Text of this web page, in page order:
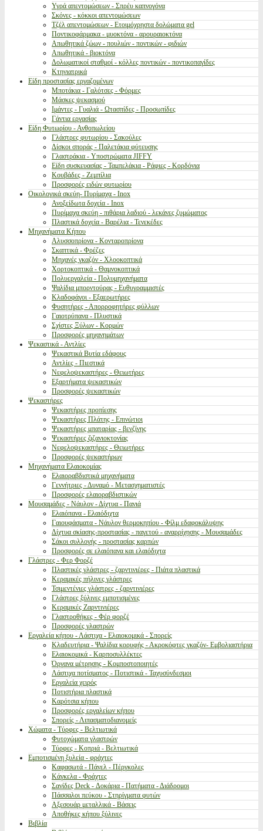
Υγρά απεντομώσεων - Σπρέυ καπνογόνα
Σκόνες - κόκκοι απεντομώσεων
Τζέλ απεντομώσεων - Ετοιμόχρηστα δολώματα gel
Ποντικοφάρμακα - μυοκτόνα - αρουραιοκτόνα
Απωθητικά ζώων - πουλιών - ποντικών - φιδιών
Απωθητικά - βιοκτόνα
Δολωματικοί σταθμοί - κόλλες ποντικών - ποντικοπαγίδες
Κτηνιατρικά
Είδη προστασίας εργαζομένων
Μποτάκια - Γαλότσες - Φόρμες
Μάσκες ψεκασμού
Ιμάντες - Γυαλιά - Ωτασπίδες - Προσωπίδες
Γάντια εργασίας
Είδη Φυτωρίου - Ανθοπωλείου
Γλάστρες φυτωρίου - Σακούλες
Δίσκοι σποράς - Παλετάκια φύτευσης
Γλαστράκια - Υποστρώματα JIFFY
Είδη συσκευασίας - Ταμπελάκια - Ράφιες - Κορδόνια
Κουβάδες - Ζεμπίλια
Προσφορές ειδών φυτωρίου
Οικολογικά σκεύη- Πυρίμαχα - Inox
Ανοξείδωτα δοχεία - Inox
Πυρίμαχα σκεύη - πιθάρια λαδιού - λεκάνες ζυμώματος
Πλαστικά δοχεία - Βαρέλια - Τενεκέδες
Μηχανήματα Κήπου
Αλυσσοπρίονα - Κονταροπρίονα
Σκαπτικά - Φρέζες
Μηχανές γκαζόν - Χλοοκοπτικά
Χορτοκοπτικά - Θαμνοκοπτικά
Πολυεργαλεία - Πολυμηχανήματα
Ψαλίδια μπορντούρας - Ευθυγραμμιστές
Κλαδοφάγοι - Εξαερωτήρες
Φυσητήρες - Απορροφητήρες φύλλων
Γαιοτρύπανα - Πλυστικά
Σχίστες Ξύλων - Κορμών
Προσφορές μηχανημάτων
Ψεκαστικά - Αντλίες
Ψεκαστικά Βυτία εδάφους
Αντλίες - Πιεστικά
Νεφελοψεκαστήρες - Θειωτήρες
Εξαρτήματα ψεκαστικών
Προσφορές ψεκαστικών
Ψεκαστήρες
Ψεκαστήρες προπίεσης
Ψεκαστήρες Πλάτης - Επινώτιοι
Ψεκαστήρες μπαταρίας - βενζίνης
Ψεκαστήρες ζιζανιοκτονίας
Νεφελοψεκαστήρες - Θειωτήρες
Προσφορές ψεκαστήρων
Μηχανήματα Ελαιοκομίας
Ελαιοραβδιστικά μηχανήματα
Γεννήτριες - Δυναμό - Μετασχηματιστές
Προσφορές ελαιοραβδιστικών
Μουσαμάδες - Νάυλον - Δίχτυα - Πανιά
Ελαιόπανα - Ελαιόδιχτα
Γαιουφάσματα - Νάυλον θερμοκηπίου - Φίλμ εδαφοκάλυψης
Δίχτυα σκίασης-προστασίας - παγετού - αναρρίχησης - Μουσαμάδες
Σάκοι συλλογής - προστασίας καρπών
Προσφορές σε ελαιόπανα και ελαιόδιχτα
Γλάστρες - Φερ Φορζέ
Πλαστικές γλάστρες - ζαρντινιέρες - Πιάτα πλαστικά
Κεραμικές πήλινες γλάστρες
Τσιμεντένιες γλάστρες - ζαρντινιέρες
Γλάστρες ξύλινες εμποτισμένες
Κεραμικές Ζαρντινιέρες
Γλαστροθήκες - Φέρ φορζέ
Προσφορές γλαστρών
Εργαλεία κήπου - Λάστιχα - Ελαιοκομικά - Σπορείς
Κλαδευτήρια - Ψαλίδια κορυφής - Ακροκόφτες γκαζόν- Εμβολιαστήρια
Ελαιοκομικά - Καρποσυλλέκτες
Όργανα μέτρησης - Κομποστοποιητές
Λάστιχα ποτίσματος - Ποτιστικά - Ταχυσύνδεσμοι
Εργαλεία χειρός
Ποτιστήρια πλαστικά
Καρότσια κήπου
Προσφορές εργαλείων κήπου
Σπορείς - Λιπασματοδιανομείς
Χώματα - Τύρφες - Βελτιωτικά
Φυτοχώματα γλαστρών
Τύρφες - Κοπριά - Βελτιωτικά
Εμποτισμένη ξυλεία - φράχτες
Καφασωτά - Πάνελ - Πέργκολες
Κάγκελα - Φράχτες
Σανίδες Deck - Δοκάρια - Πατήματα - Διάδρομοι
Πάσσαλοι πεύκου - Στηρίγματα φυτών
Αξεσουάρ μεταλλικά - Βάσεις
Αποθήκες κήπου ξύλινες
Βιβλία